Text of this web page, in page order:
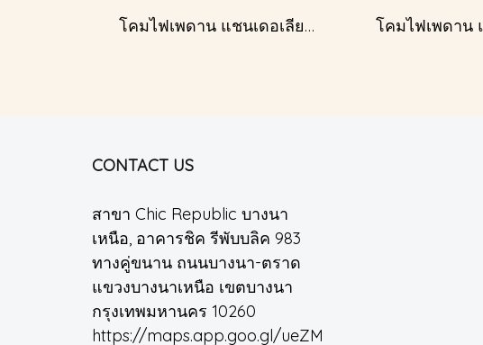
โคมไฟเพดาน แชนเดอเลียร์ รุ่น 1227
CONTACT US
สาขา Chic Republic บางนา
เหนือ, อาคารชิค รีพับบลิค 983
ทางคู่ขนาน ถนนบางนา-ตราด
แขวงบางนาเหนือ เขตบางนา
กรุงเทพมหานคร 10260
https://maps.app.goo.gl/ueZM